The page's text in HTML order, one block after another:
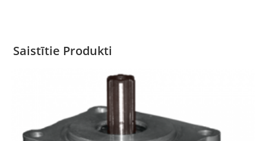
Saistītie Produkti